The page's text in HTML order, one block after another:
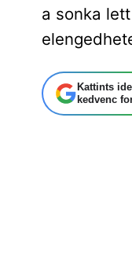
a sonka
Kattints
kedvenc